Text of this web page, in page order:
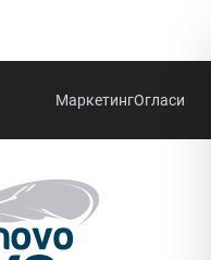
МаркетингОгласи